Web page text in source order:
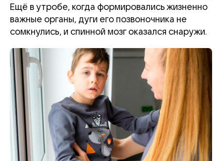
Ещё в утробе, когда формировались жизненно
важные органы, дуги его позвоночника не
сомкнулись, и спинной мозг оказался снаружи.